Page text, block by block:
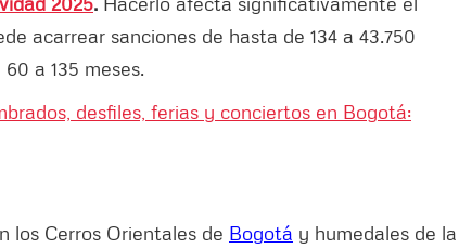
acarrear sanciones de hasta de 134 a 43.750
a 135 meses.
desfiles, ferias y conciertos en Bogotá:
los Cerros Orientales de Bogotá y humedales de la